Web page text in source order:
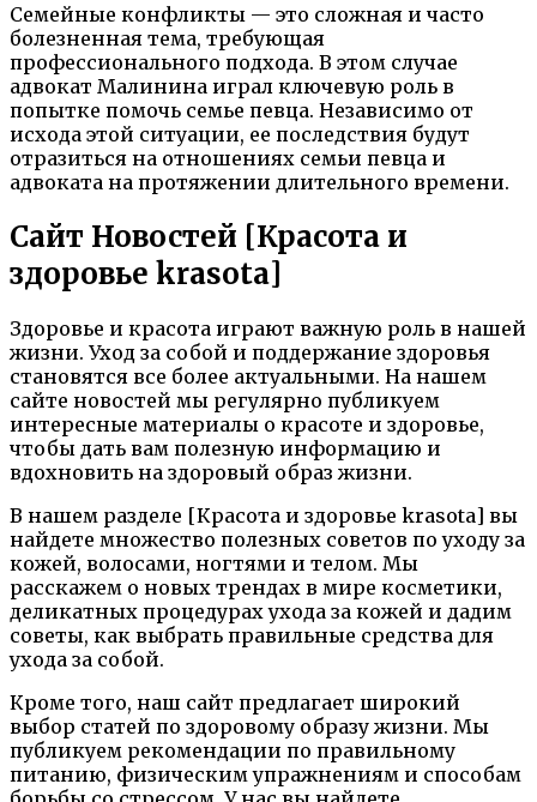
Семейные конфликты — это сложная и часто
болезненная тема, требующая
профессионального подхода. В этом случае
адвокат Малинина играл ключевую роль в
попытке помочь семье певца. Независимо от
исхода этой ситуации, ее последствия будут
отразиться на отношениях семьи певца и
адвоката на протяжении длительного времени.
Сайт Новостей [Красота и
здоровье krasota]
Здоровье и красота играют важную роль в нашей
жизни. Уход за собой и поддержание здоровья
становятся все более актуальными. На нашем
сайте новостей мы регулярно публикуем
интересные материалы о красоте и здоровье,
чтобы дать вам полезную информацию и
вдохновить на здоровый образ жизни.
В нашем разделе [Красота и здоровье krasota] вы
найдете множество полезных советов по уходу за
кожей, волосами, ногтями и телом. Мы
расскажем о новых трендах в мире косметики,
деликатных процедурах ухода за кожей и дадим
советы, как выбрать правильные средства для
ухода за собой.
Кроме того, наш сайт предлагает широкий
выбор статей по здоровому образу жизни. Мы
публикуем рекомендации по правильному
питанию, физическим упражнениям и способам